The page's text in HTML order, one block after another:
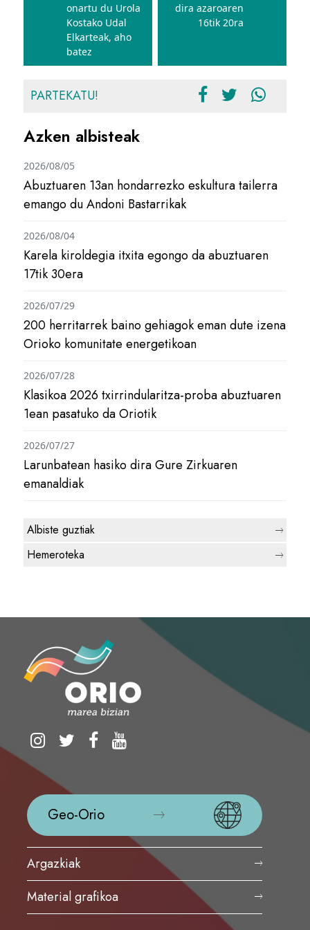
onartu du Urola
Kostako Udal
Elkarteak, aho
batez
dira azaroaren
16tik 20ra
PARTEKATU!
Azken albisteak
Abuztuaren 13an hondarrezko eskultura tailerra
emango du Andoni Bastarrikak
2026/08/05
Karela kiroldegia itxita egongo da abuztuaren
17tik 30era
2026/08/04
200 herritarrek baino gehiagok eman dute izena
Orioko komunitate energetikoan
2026/07/29
Klasikoa 2026 txirrindularitza-proba abuztuaren
1ean pasatuko da Oriotik
2026/07/28
Larunbatean hasiko dira Gure Zirkuaren
emanaldiak
2026/07/27
Albiste guztiak
Hemeroteka
Geo-Orio
Argazkiak
Material grafikoa